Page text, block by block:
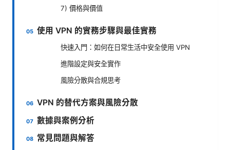
7) 價格與價值
使用 VPN 的實務步驟與最佳實務
快速入門：如何在日常生活中安全使用 VPN
進階設定與安全實作
風險分散與合規思考
VPN 的替代方案與風險分散
數據與案例分析
常見問題與解答